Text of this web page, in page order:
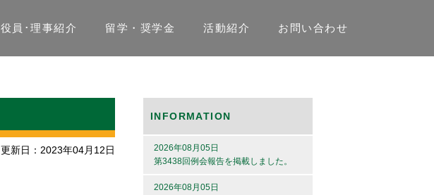
役員･理事紹介 留学・奨学金 活動紹介 お問い合わせ
更新日：2023年04月12日
INFORMATION
2026年08月05日
第3438回例会報告を掲載しました。
2026年08月05日